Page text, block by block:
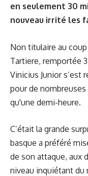
en seulement 30
nouveau irrité les
Non titulaire au
Tartiere, remportée
Vinicius Junior s’est
pour de
qu'une demi-heure.
C’était la grande
basque a préféré
de son attaque, aux
niveau inquiétant du